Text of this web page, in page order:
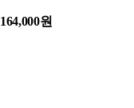
164,000원